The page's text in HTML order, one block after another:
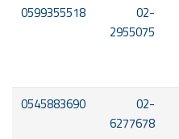
02-
2955075
0599355518
02-
6277678
0545883690